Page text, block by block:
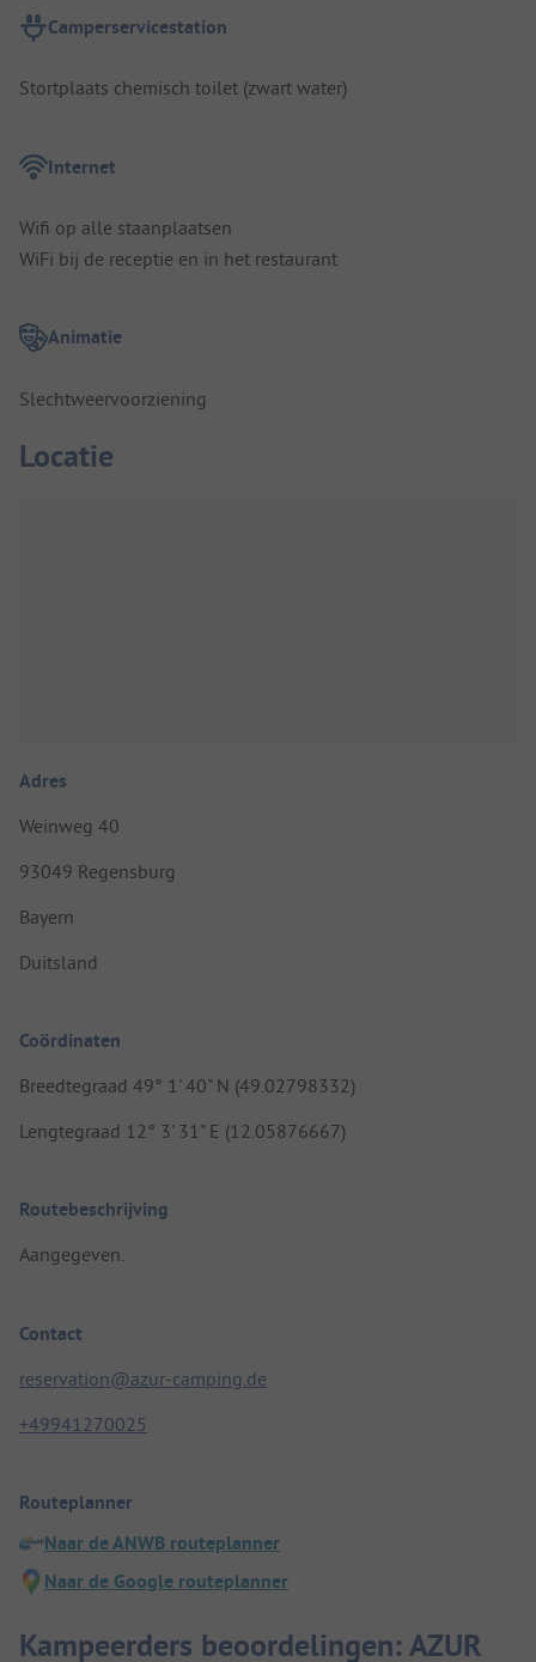
Camperservicestation
Stortplaats chemisch toilet (zwart water)
Internet
Wifi op alle staanplaatsen
WiFi bij de receptie en in het restaurant
Animatie
Slechtweervoorziening
Locatie
Adres
Weinweg 40
93049 Regensburg
Bayern
Duitsland
Coördinaten
Breedtegraad 49° 1' 40" N (49.02798332)
Lengtegraad 12° 3' 31" E (12.05876667)
Routebeschrijving
Aangegeven.
Contact
reservation@azur-camping.de
+49941270025
Routeplanner
Naar de ANWB routeplanner
Naar de Google routeplanner
Kampeerders beoordelingen: AZUR